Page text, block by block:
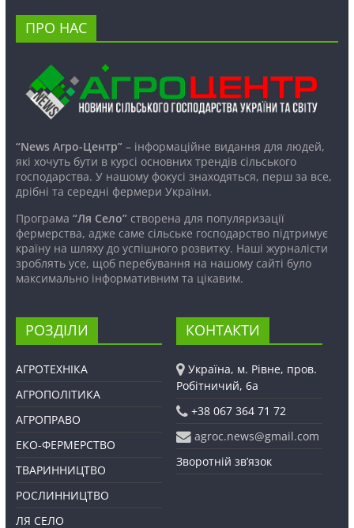
ПРО НАС
“News Агро-Центр”– інформаційне видання для людей,
які хочуть бути в курсі основних трендів сільського
господарства. У нашому фокусі знаходяться, перш за все,
дрібні та середні фермери України.
Програма “Ля Село”створена для популяризації
фермерства, адже саме сільське господарство підтримує
країну на шляху до успішного розвитку. Наші журналісти
зроблять усе, щоб перебування на нашому сайті було
максимально інформативним та цікавим.
РОЗДІЛИ
АГРОТЕХНІКА
АГРОПОЛІТИКА
АГРОПРАВО
ЕКО-ФЕРМЕРСТВО
ТВАРИННИЦТВО
РОСЛИННИЦТВО
ЛЯ СЕЛО
КОНТАКТИ
Україна, м. Рівне, пров.
Робітничий, 6а
+38 067 364 71 72
agroc.news@gmail.com
Зворотній зв’язок